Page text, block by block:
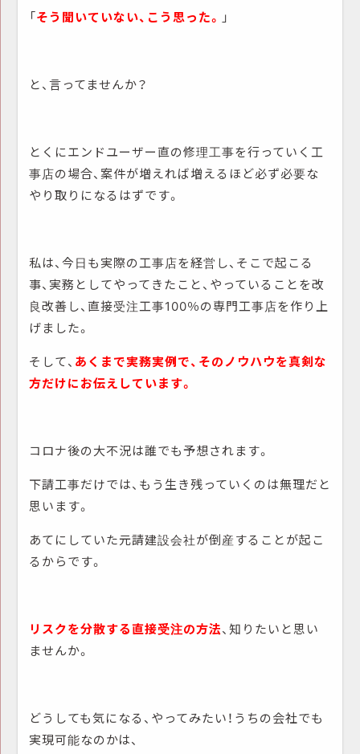
「そう聞いていない、こう思った。 」
と、言ってませんか？
とくにエンドユーザー直の修理工事を行っていく工
事店の場合、案件が増えれば増えるほど必ず必要な
やり取りになるはずです。
私は、今日も実際の工事店を経営し、そこで起こる
事、実務としてやってきたこと、やっていることを改
良改善し、直接受注工事100％の専門工事店を作り上
げました。
そして、 あくまで実務実例で、そのノウハウを真剣な
方だけにお伝えしています。
コロナ後の大不況は誰でも予想されます。
下請工事だけでは、もう生き残っていくのは無理だと
思います。
あてにしていた元請建設会社が倒産することが起こ
るからです。
リスクを分散する直接受注の方法、知りたいと思い
ませんか。
どうしても気になる、やってみたい！うちの会社でも
実現可能なのかは、